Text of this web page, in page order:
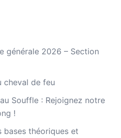
générale 2026 – Section
cheval de feu
Souffle : Rejoignez notre
!
bases théoriques et